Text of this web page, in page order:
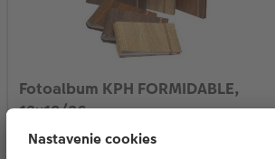
Fotoalbum KPH FORMIDABLE,
13x18/36